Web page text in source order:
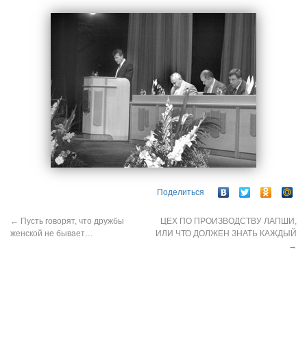
Поделиться
← Пусть говорят, что дружбы
женской не бывает…
ЦЕХ ПО ПРОИЗВОДСТВУ ЛАПШИ,
ИЛИ ЧТО ДОЛЖЕН ЗНАТЬ КАЖДЫЙ
→